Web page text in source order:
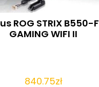
ROG STRIX B550-F
GAMING WIFI II
840.75zł